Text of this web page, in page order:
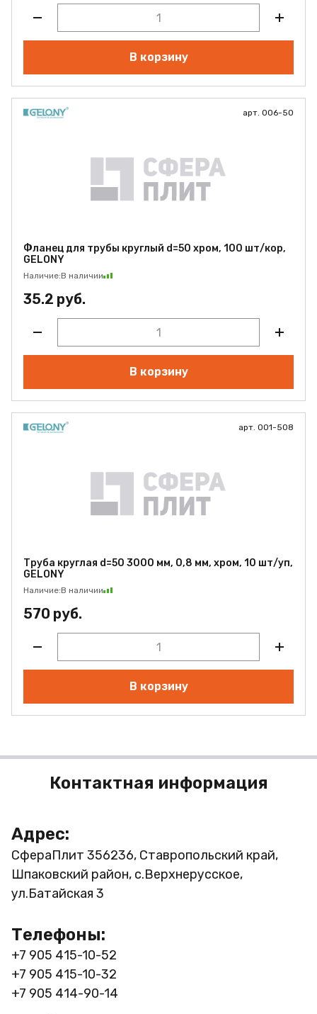
В корзину
арт. 006-50
Фланец для трубы круглый d=50 хром, 100 шт/кор,
GELONY
Наличие:В наличии
35.2 руб.
В корзину
арт. 001-508
Труба круглая d=50 3000 мм, 0,8 мм, хром, 10 шт/уп,
GELONY
Наличие:В наличии
570 руб.
В корзину
Контактная информация
Адрес:
СфераПлит 356236, Ставропольский край,
Шпаковский район, с.Верхнерусское,
ул.Батайская 3
Телефоны:
+7 905 415-10-52
+7 905 415-10-32
+7 905 414-90-14